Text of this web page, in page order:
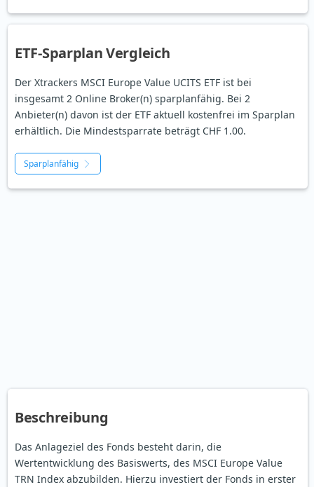
ETF-Sparplan Vergleich
Der Xtrackers MSCI Europe Value UCITS ETF ist bei
insgesamt 2 Online Broker(n) sparplanfähig. Bei 2
Anbieter(n) davon ist der ETF aktuell kostenfrei im Sparplan
erhältlich. Die Mindestsparrate beträgt CHF 1.00.
Sparplanfähig
Beschreibung
Das Anlageziel des Fonds besteht darin, die
Wertentwicklung des Basiswerts, des MSCI Europe Value
TRN Index abzubilden. Hierzu investiert der Fonds in erster